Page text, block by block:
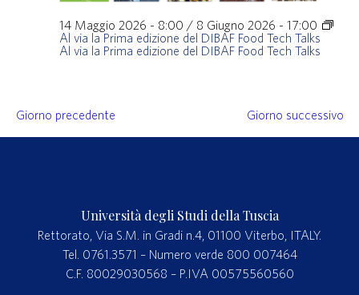
Al via la Prima edizione del DIBAF Food Tech Talks
14 Maggio 2026 - 8:00 / 8 Giugno 2026 - 17:00
Al via la Prima edizione del DIBAF Food Tech Talks
Giorno precedente Giorno successivo
Università degli Studi della Tuscia
Rettorato, Via S.M. in Gradi n.4, 01100 Viterbo, ITALY.
Tel. 0761.3571 – Numero verde 800 007464
C.F. 80029030568 – P.IVA 00575560560